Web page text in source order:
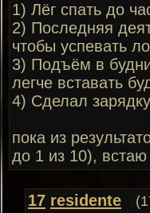
1) Лёг спать до
2) Последняя
чтобы успевать
3) Подъём в
легче вставать
4) Сделал
пока из
до 1 из 10),
17 residente